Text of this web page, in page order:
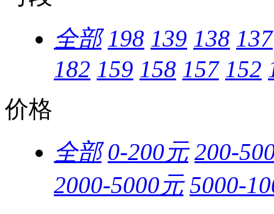
全部 198 139 138 137
182 159 158 157 152
价格
全部 0-200元 200-
2000-5000元 5000-